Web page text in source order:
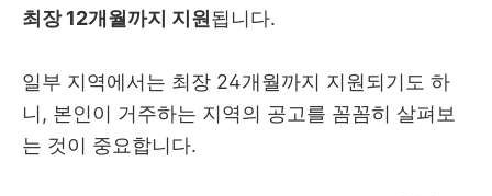
최장 12개월까지 지원 됩니다.
일부 지역에서는 최장 24개월까지 지원되기도 하
니, 본인이 거주하는 지역의 공고를 꼼꼼히 살펴보
는 것이 중요합니다.